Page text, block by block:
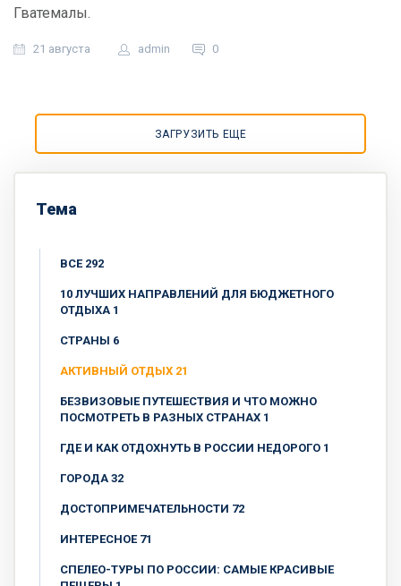
Гватемалы.
21 августа admin 0
ЗАГРУЗИТЬ ЕЩЕ
Тема
ВСЕ 292
10 ЛУЧШИХ НАПРАВЛЕНИЙ ДЛЯ БЮДЖЕТНОГО
ОТДЫХА 1
CТРАНЫ 6
АКТИВНЫЙ ОТДЫХ 21
БЕЗВИЗОВЫЕ ПУТЕШЕСТВИЯ И ЧТО МОЖНО
ПОСМОТРЕТЬ В РАЗНЫХ СТРАНАХ 1
ГДЕ И КАК ОТДОХНУТЬ В РОССИИ НЕДОРОГО 1
ГОРОДА 32
ДОСТОПРИМЕЧАТЕЛЬНОСТИ 72
ИНТЕРЕСНОЕ 71
СПЕЛЕО-ТУРЫ ПО РОССИИ: САМЫЕ КРАСИВЫЕ